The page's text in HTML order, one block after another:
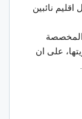
نائبين
على ان